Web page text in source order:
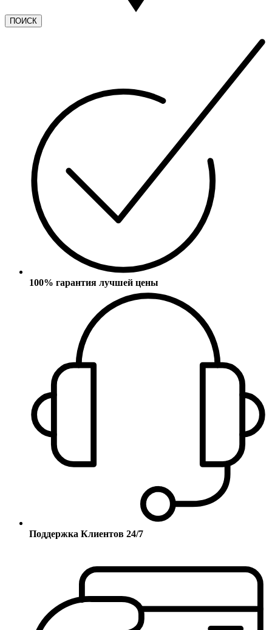
ПОИСК
100% гарантия лучшей цены
Поддержка Клиентов 24/7